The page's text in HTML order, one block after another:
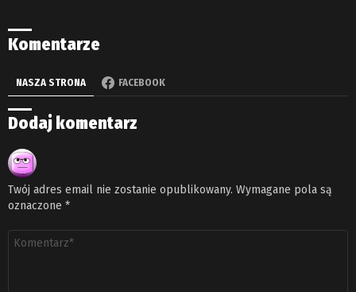
Komentarze
NASZA STRONA FACEBOOK
Dodaj komentarz
Twój adres email nie zostanie opublikowany. Wymagane pola są
oznaczone *